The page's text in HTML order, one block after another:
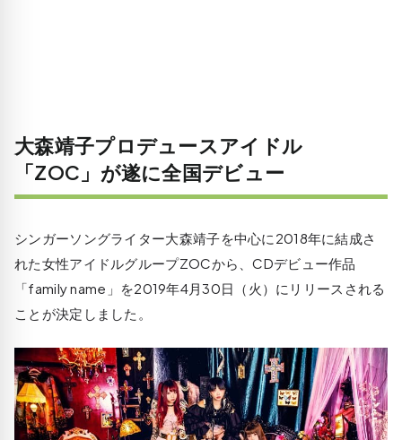
大森靖子プロデュースアイドル
「ZOC」が遂に全国デビュー
シンガーソングライター大森靖子を中心に2018年に結成さ
れた女性アイドルグループZOCから、CDデビュー作品
「family name」を2019年4月30日（火）にリリースされる
ことが決定しました。